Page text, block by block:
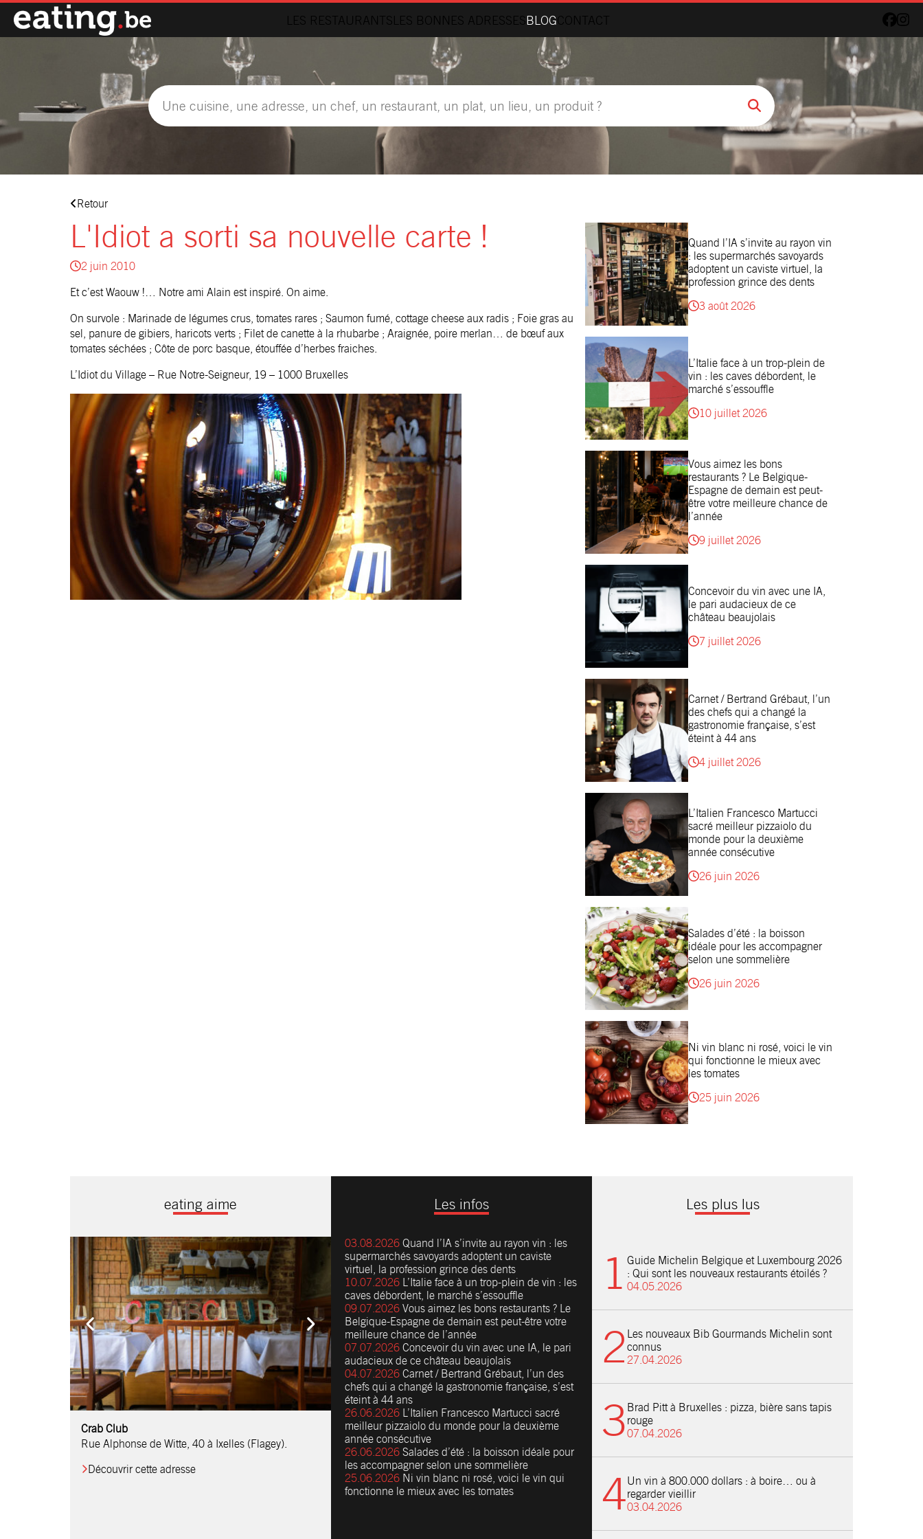
LES RESTAURANTSLES BONNES ADRESSESBLOGCONTACT
Retour
L'Idiot a sorti sa nouvelle carte !
2 juin 2010
Et c’est Waouw !… Notre ami Alain est inspiré. On aime.
On survole : Marinade de légumes crus, tomates rares ; Saumon fumé, cottage cheese aux radis ; Foie gras au
sel, panure de gibiers, haricots verts ; Filet de canette à la rhubarbe ; Araignée, poire merlan… de bœuf aux
tomates séchées ; Côte de porc basque, étouffée d’herbes fraiches.
L’Idiot du Village – Rue Notre-Seigneur, 19 – 1000 Bruxelles
Quand l’IA s’invite au rayon vin
: les supermarchés savoyards
adoptent un caviste virtuel, la
profession grince des dents
3 août 2026
L’Italie face à un trop-plein de
vin : les caves débordent, le
marché s’essouffle
10 juillet 2026
Vous aimez les bons
restaurants ? Le Belgique-
Espagne de demain est peut-
être votre meilleure chance de
l’année
9 juillet 2026
Concevoir du vin avec une IA,
le pari audacieux de ce
château beaujolais
7 juillet 2026
Carnet / Bertrand Grébaut, l’un
des chefs qui a changé la
gastronomie française, s’est
éteint à 44 ans
4 juillet 2026
L’Italien Francesco Martucci
sacré meilleur pizzaiolo du
monde pour la deuxième
année consécutive
26 juin 2026
Salades d’été : la boisson
idéale pour les accompagner
selon une sommelière
26 juin 2026
Ni vin blanc ni rosé, voici le vin
qui fonctionne le mieux avec
les tomates
25 juin 2026
eating aime
Comptoir Chouchou
Crab Club
Rue Alphonse de Witte, 40 à Ixelles (Flagey).
Découvrir cette adresse
OM Restaurant
Table & Comptoir
Le Relais d’Orti
Studio 97
Löctave Restaurant
F-eat Restaurant
L’Art des Mets
Restaurant Harmonie
La Table de Jean
Les infos
03.08.2026 Quand l’IA s’invite au rayon vin : les
supermarchés savoyards adoptent un caviste
virtuel, la profession grince des dents
10.07.2026 L’Italie face à un trop-plein de vin : les
caves débordent, le marché s’essouffle
09.07.2026 Vous aimez les bons restaurants ? Le
Belgique-Espagne de demain est peut-être votre
meilleure chance de l’année
07.07.2026 Concevoir du vin avec une IA, le pari
audacieux de ce château beaujolais
04.07.2026 Carnet / Bertrand Grébaut, l’un des
chefs qui a changé la gastronomie française, s’est
éteint à 44 ans
26.06.2026 L’Italien Francesco Martucci sacré
meilleur pizzaiolo du monde pour la deuxième
année consécutive
26.06.2026 Salades d’été : la boisson idéale pour
les accompagner selon une sommelière
25.06.2026 Ni vin blanc ni rosé, voici le vin qui
fonctionne le mieux avec les tomates
Les plus lus
Guide Michelin Belgique et Luxembourg 2026
: Qui sont les nouveaux restaurants étoilés ?
04.05.2026
Les nouveaux Bib Gourmands Michelin sont
connus
27.04.2026
Brad Pitt à Bruxelles : pizza, bière sans tapis
rouge
07.04.2026
Un vin à 800.000 dollars : à boire… ou à
regarder vieillir
03.04.2026